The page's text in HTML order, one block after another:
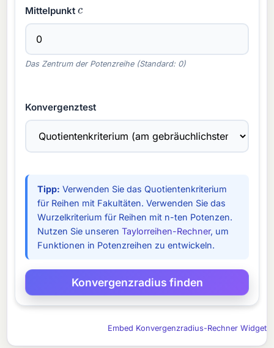
Mittelpunktc
Das Zentrum der Potenzreihe (Standard: 0)
Konvergenztest
Tipp: Verwenden Sie das Quotientenkriterium
für Reihen mit Fakultäten. Verwenden Sie das
Wurzelkriterium für Reihen mit n-ten Potenzen.
Nutzen Sie unserenTaylorreihen-Rechner, um
Funktionen in Potenzreihen zu entwickeln.
Embed Konvergenzradius-Rechner Widget